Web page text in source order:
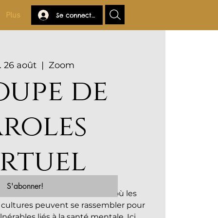
Plus Se connecter
26 août
  |
Zoom
de
chaleureux et accueillant où les
peuvent se rassembler pour
S'abonner!